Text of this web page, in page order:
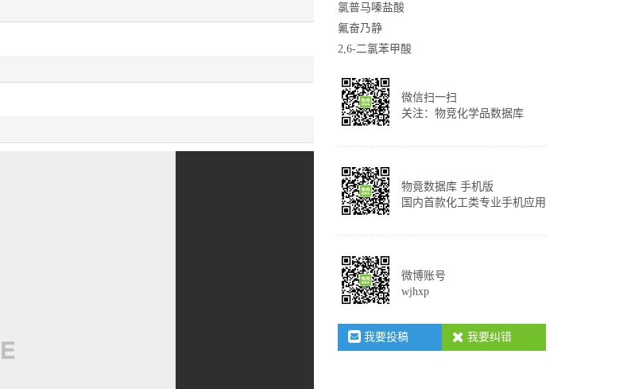
氯普马嗪盐酸
氟奋乃静
2,6-二氯苯甲酸
微信扫一扫
关注：物竞化学品数据库
物竟数据库 手机版
国内首款化工类专业手机应用
微博账号
wjhxp
我要投稿 我要纠错